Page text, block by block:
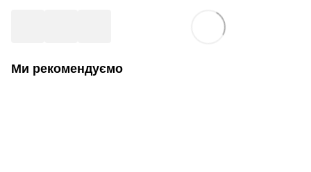
Ми рекомендуємо